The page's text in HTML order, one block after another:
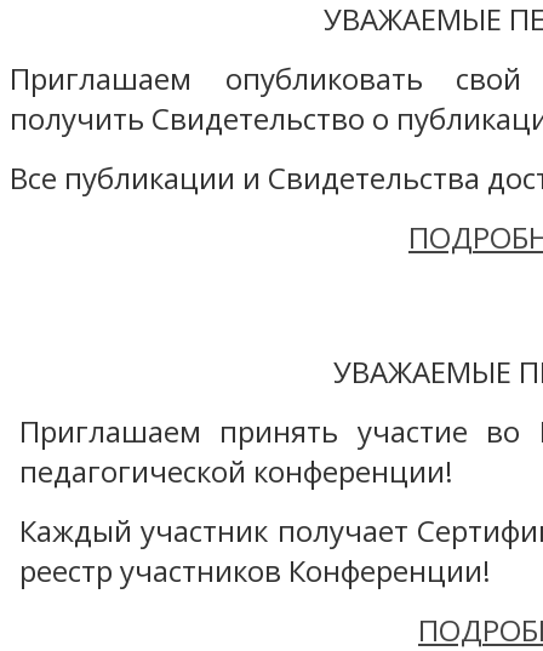
УВАЖАЕМЫЕ
Приглашаем опубликовать
получить Свидетельство о
Все публикации и Свидетельства
УВАЖАЕМЫЕ
Приглашаем принять участие во
педагогической конференции!
Каждый участник получает
реестр участников Конференции!